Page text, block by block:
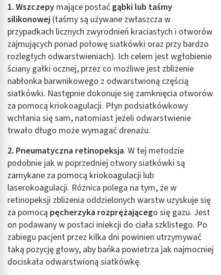
1. Wszczepy mające postać gąbki lub taśmy
silikonowej (taśmy są używane zwłaszcza w
przypadkach licznych zwyrodnień kraciastych i otworów
zajmujących ponad połowę siatkówki oraz przy bardzo
rozległych odwarstwieniach). Ich celem jest wgłobienie
ściany gałki ocznej, przez co możliwe jest zbliżenie
nabłonka barwnikowego z odwarstwioną częścią
siatkówki. Następnie dokonuje się zamknięcia otworów
za pomocą kriokoagulacji. Płyn podsiatkówkowy
wchłania się sam, natomiast jeżeli odwarstwienie
trwało długo może wymagać drenażu.
2. Pneumatyczna retinopeksja. W tej metodzie
podobnie jak w poprzedniej otwory siatkówki są
zamykane za pomocą kriokoagulacji lub
laserokoagulacji. Różnica polega na tym, że w
retinopeksji zbliżenia oddzielonych warstw uzyskuje się
za pomocą pęcherzyka rozprężającego się gazu. Jest
on podawany w postaci iniekcji do ciała szklistego. Po
zabiegu pacjent przez kilka dni powinien utrzymywać
taką pozycję głowy, aby bańka powietrza jak najmocniej
dociskała odwarstwioną siatkówkę.